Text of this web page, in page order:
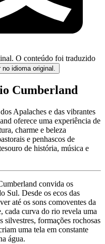
O conteúdo foi traduzido
no idioma original.
Cumberland
Apalaches e das vibrantes
oferece uma experiência de
charme e beleza
e penhascos de
de história, música e
convida os
Sul. Desde os ecos das
até os sons comoventes da
curva do rio revela uma
silvestres, formações rochosas
uma tela em constante
água.